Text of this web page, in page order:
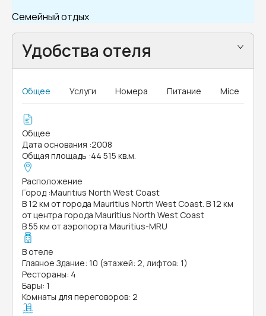
Семейный отдых
Удобства отеля
Общее Услуги Номера Питание Mice
Общее
Дата основания :2008
Общая площадь :44 515 кв.м.
Расположение
Город :Mauritius North West Coast
В 12 км от города Mauritius North West Coast. В 12 км
от центра города Mauritius North West Coast
В 55 км от аэропорта Mauritius-MRU
В отеле
Главное Здание: 10 (этажей: 2, лифтов: 1)
Рестораны: 4
Бары: 1
Комнаты для переговоров: 2